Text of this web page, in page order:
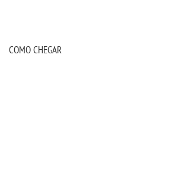
COMO CHEGAR